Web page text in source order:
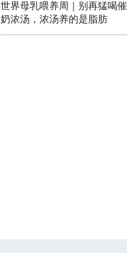
世界母乳喂养周｜别再猛喝催
奶浓汤，浓汤养的是脂肪